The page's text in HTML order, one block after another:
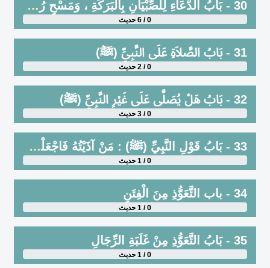
30 - بَابُ الدُّعَاءِ لِلصِّبْيَانِ بِالْبَرَكَةِ ، وَمَسْحِ رُءُوسِهِمْ
0 / 6 حديث
31 - بَابُ الصَّلاَةِ عَلَى النَّبِيِّ (ﷺ)
0 / 2 حديث
32 - بَابُ هَلْ يُصَلَّى عَلَى غَيْرِ النَّبِيِّ (ﷺ)
0 / 3 حديث
33 - بَابُ قَوْلِ النَّبِيِّ (ﷺ) : مَنْ آذَيْتُهُ فَاجْعَلْهُ لَهُ زَكَاةً وَرَحْمَةً
0 / 1 حديث
34 - باب التَّعَوُّذِ مِنَ الْفِتَنِ
0 / 1 حديث
35 - بَابُ التَّعَوُّذِ مِنْ غَلَبَةِ الرِّجَالِ
0 / 1 حديث